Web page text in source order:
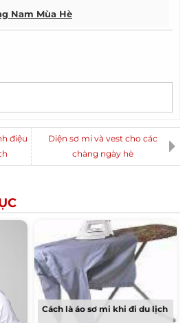
Nam Mùa Hè
Nam Xuân Hè
điệu
Diện sơ mi và vest cho các
chàng ngày hè
Cách là áo sơ mi khi đi du lịch